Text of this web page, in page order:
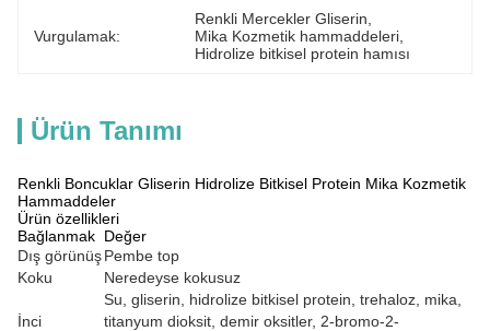
Vurgulamak:
Renkli Mercekler Gliserin
Mika Kozmetik hammaddeleri
Hidrolize bitkisel protein hamısı
Ürün Tanımı
Renkli Boncuklar Gliserin Hidrolize Bitkisel Protein Mika Kozmetik
Hammaddeler
Ürün özellikleri
Bağlanmak Değer
Dış görünüşPembe top
Koku
Neredeyse kokusuz
İnci
Su, gliserin, hidrolize bitkisel protein, trehaloz, mika,
titanyum dioksit, demir oksitler, 2-bromo-2-